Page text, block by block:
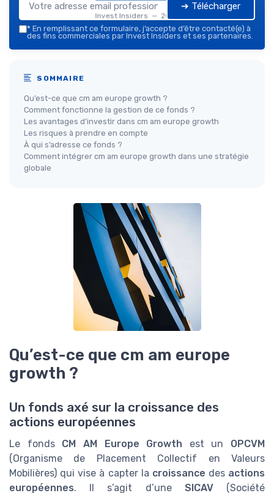
Invest Insiders — 2026
➔ Télécharger
* En remplissant ce formulaire, j’accepte d’être contacté(e) à
des fins commerciales par Invest Insiders et ses partenaires.
SOMMAIRE
Qu’est-ce que cm am europe growth ?
Comment fonctionne la gestion de ce fonds ?
Les avantages d’investir dans cm am europe growth
Les risques à prendre en compte
À qui s’adresse ce fonds ?
Comment intégrer cm am europe growth dans une stratégie
globale
Qu’est-ce que cm am europe
growth ?
Un fonds axé sur la croissance des
actions européennes
Le fonds CM AM Europe Growth est un OPCVM
(Organisme de Placement Collectif en Valeurs
Mobilières) qui vise à capter la croissance des actions
européennes. Il s’agit d’une SICAV(Société